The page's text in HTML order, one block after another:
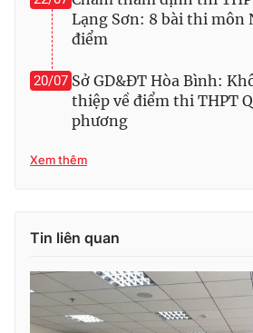
Lạng Sơn: 8 bài thi môn
điểm
20/07 Sở GD&ĐT Hòa Bình:
thiệp về điểm thi THPT
phương
Xem thêm
Tin liên quan